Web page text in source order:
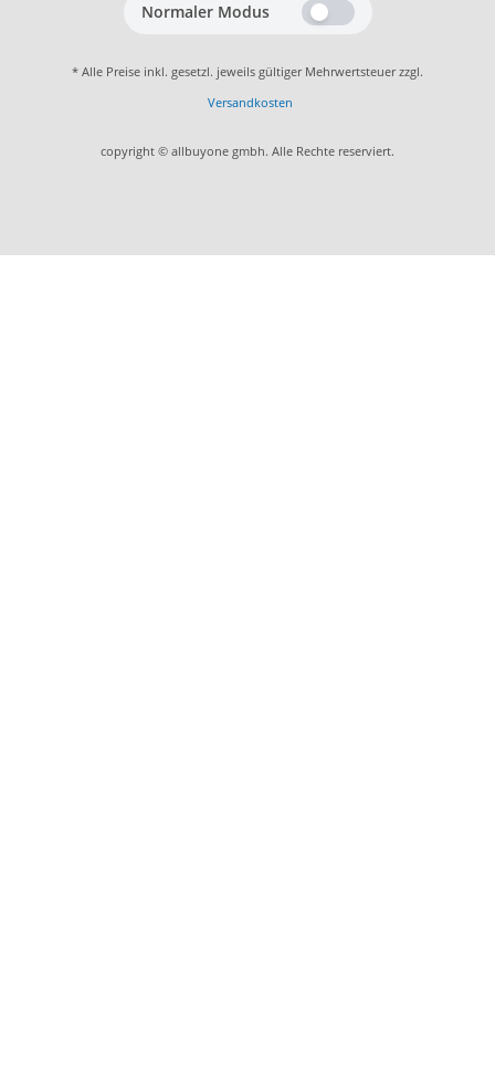
Normaler Modus
* Alle Preise inkl. gesetzl. jeweils gültiger Mehrwertsteuer zzgl.
Versandkosten
copyright © allbuyone gmbh. Alle Rechte reserviert.